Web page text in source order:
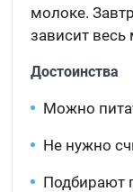
молоке.
зависит весь
Достоинства
Можно
Не нужно
Подбирают